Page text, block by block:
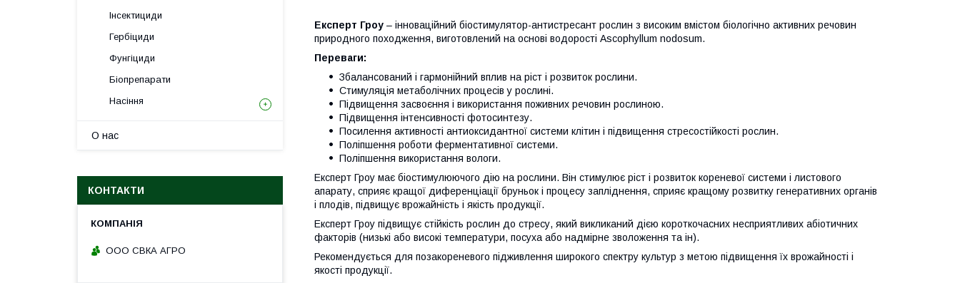
Експерт Гроу – інноваційний біостимулятор-антистресант рослин з високим вмістом біологічно активних речовин
природного походження, виготовлений на основі водорості Ascophyllum nodosum.
Переваги:
Збалансований і гармонійний вплив на ріст і розвиток рослини.
Стимуляція метаболічних процесів у рослині.
Підвищення засвоєння і використання поживних речовин рослиною.
Підвищення інтенсивності фотосинтезу.
Посилення активності антиоксидантної системи клітин і підвищення стресостійкості рослин.
Поліпшення роботи ферментативної системи.
Поліпшення використання вологи.
Експерт Гроу має біостимулюючого дію на рослини. Він стимулює ріст і розвиток кореневої системи і листового
апарату, сприяє кращої диференціації бруньок і процесу запліднення, сприяє кращому розвитку генеративних органів
і плодів, підвищує врожайність і якість продукції.
Експерт Гроу підвищує стійкість рослин до стресу, який викликаний дією короткочасних несприятливих абіотичних
факторів (низькі або високі температури, посуха або надмірне зволоження та ін).
Рекомендується для позакореневого підживлення широкого спектру культур з метою підвищення їх врожайності і
якості продукції.
Інсектициди
Гербіциди
Фунгіциди
Біопрепарати
Насіння
О нас
КОНТАКТИ
ООО СВКА АГРО